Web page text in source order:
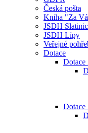
Česká pošta
Kniha "Za
JSDH
JSDH Lípy
Veřejné
Dotace
Dotace
Dotace